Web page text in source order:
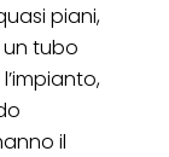
piani,
tubo
il